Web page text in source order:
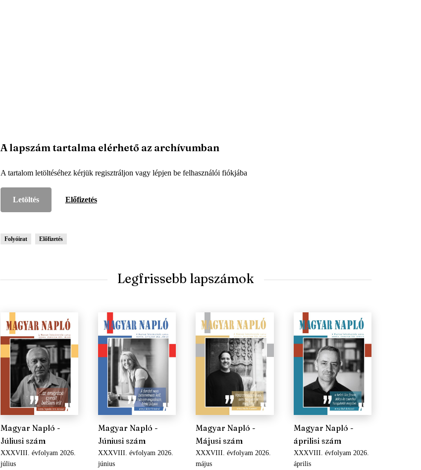
A lapszám tartalma elérhető az archívumban
A tartalom letöltéséhez kérjük regisztráljon vagy lépjen be felhasználói fiókjába
Letöltés Előfizetés
Folyóirat Előfizetés
Legfrissebb lapszámok
Magyar Napló -
Júliusi szám
XXXVIII. évfolyam 2026.
július
Magyar Napló -
Júniusi szám
XXXVIII. évfolyam 2026.
június
Magyar Napló -
Májusi szám
XXXVIII. évfolyam 2026.
május
Magyar Napló -
áprilisi szám
XXXVIII. évfolyam 2026.
április